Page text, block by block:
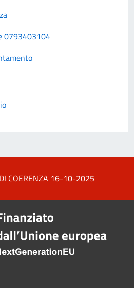
0793403104
COERENZA 16-10-2025